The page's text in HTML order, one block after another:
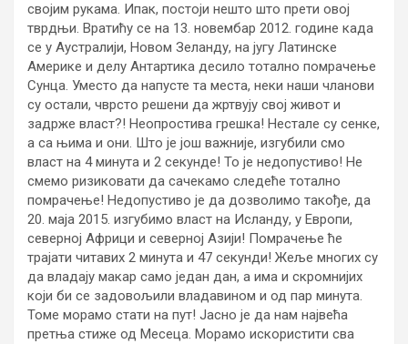
својим рукама. Ипак, постоји нешто што прети овој
тврдњи. Вратићу се на 13. новембар 2012. године када
се у Аустралији, Новом Зеланду, на југу Латинске
Америке и делу Антартика десило тотално помрачење
Сунца. Уместо да напусте та места, неки наши чланови
су остали, чврсто решени да жртвују свој живот и
задрже власт?! Неопростива грешка! Нестале су сенке,
а са њима и они. Што је још важније, изгубили смо
власт на 4 минута и 2 секунде! То је недопустиво! Не
смемо ризиковати да сачекамо следеће тотално
помрачење! Недопустиво је да дозволимо такође, да
20. маја 2015. изгубимо власт на Исланду, у Европи,
северној Африци и северној Азији! Помрачење ће
трајати читавих 2 минута и 47 секунди! Жеље многих су
да владају макар само један дан, а има и скромнијих
који би се задовољили владавином и од пар минута.
Томе морамо стати на пут! Јасно је да нам највећа
претња стиже од Месеца. Морамо искористити сва